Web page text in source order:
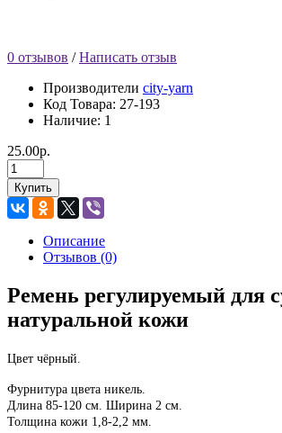
0 отзывов /Написать отзыв
Производители city-yarn
Код Товара: 27-193
Наличие: 1
25.00р.
Купить
Описание
Отзывов (0)
Ремень регулируемый для
натуральной кожи
Цвет чёрный.
Фурнитура цвета никель.
Длина 85-120 см. Ширина 2 см.
Толщина кожи 1,8-2,2 мм.